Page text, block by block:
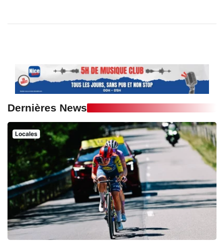
Dernières News
Locales